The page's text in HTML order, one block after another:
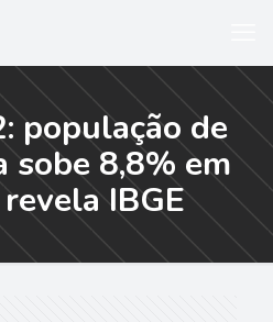
população de
sobe 8,8% em
IBGE